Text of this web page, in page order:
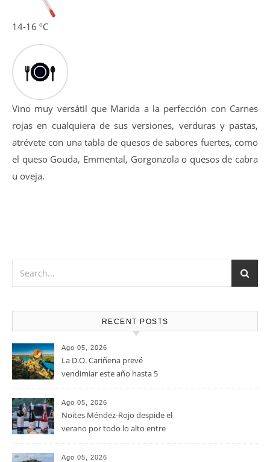
14-16 ºC
Vino muy versátil que Marida a la perfección con Carnes
rojas en cualquiera de sus versiones, verduras y pastas,
atrévete con una tabla de quesos de sabores fuertes, como
el queso Gouda, Emmental, Gorgonzola o quesos de cabra
u oveja.
RECENT POSTS
Ago 05, 2026
La D.O. Cariñena prevé
vendimiar este año hasta 5
que en 2025
Ago 05, 2026
Noites Méndez-Rojo despide el
verano por todo lo alto entre
Ago 05, 2026